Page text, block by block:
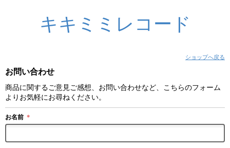
キキミミレコード
ショップへ戻る
お問い合わせ
商品に関するご意見ご感想、お問い合わせなど、こちらのフォーム
よりお気軽にお尋ねください。
お名前 ＊